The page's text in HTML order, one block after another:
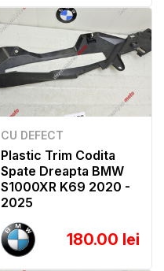
CU DEFECT
Plastic Trim Codita
Spate Dreapta BMW
S1000XR K69 2020 -
2025
180.00 lei